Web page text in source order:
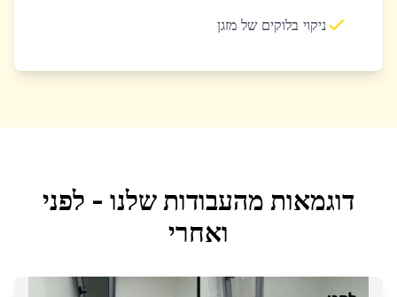
ניקוי בלוקים של מזגן
דוגמאות מהעבודות שלנו - לפני
ואחרי